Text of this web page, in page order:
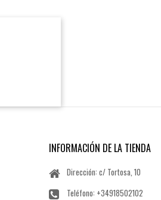
INFORMACIÓN DE LA TIENDA
Dirección: c/ Tortosa, 10
Teléfono: +34918502102